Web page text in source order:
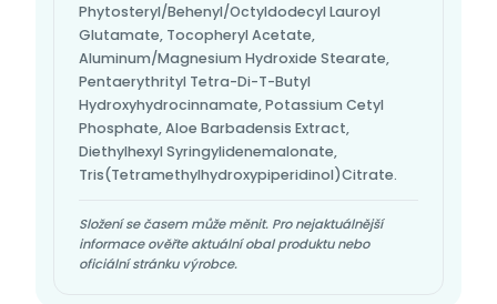
Phytosteryl/Behenyl/Octyldodecyl Lauroyl
Glutamate, Tocopheryl Acetate,
Aluminum/Magnesium Hydroxide Stearate,
Pentaerythrityl Tetra-Di-T-Butyl
Hydroxyhydrocinnamate, Potassium Cetyl
Phosphate, Aloe Barbadensis Extract,
Diethylhexyl Syringylidenemalonate,
Tris(Tetramethylhydroxypiperidinol)Citrate.
Složení se časem může měnit. Pro nejaktuálnější
informace ověřte aktuální obal produktu nebo
oficiální stránku výrobce.